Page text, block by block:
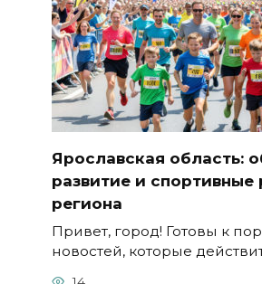
Ярославская область:
развитие и
региона
Привет, город! Готовы к
новостей, которые